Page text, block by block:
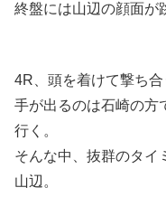
終盤には山辺の顔面が
4R、頭を着けて撃ち合
手が出るのは石崎の方
行く。
そんな中、抜群のタイ
山辺。